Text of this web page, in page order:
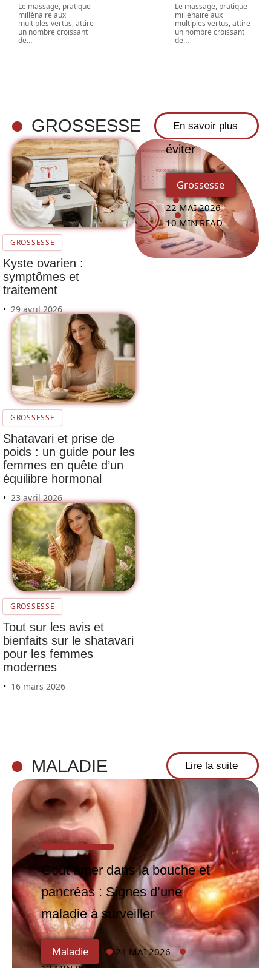
Le massage, pratique
millénaire aux
multiples vertus, attire
un nombre croissant
de…
Le massage, pratique
millénaire aux
multiples vertus, attire
un nombre croissant
de…
GROSSESSE En savoir plus
GROSSESSE
Kyste ovarien :
symptômes et
traitement
29 avril 2026
GROSSESSE
Shatavari et prise de
poids : un guide pour les
femmes en quête d’un
équilibre hormonal
23 avril 2026
GROSSESSE
Tout sur les avis et
bienfaits sur le shatavari
pour les femmes
modernes
16 mars 2026
timing fiable
et erreurs à
éviter
Grossesse
22 MAI 2026
10 MIN READ
MALADIE Lire la suite
Goût amer dans la bouche et
pancréas : Signes d’une
maladie à surveiller
Maladie
24 MAI 2026